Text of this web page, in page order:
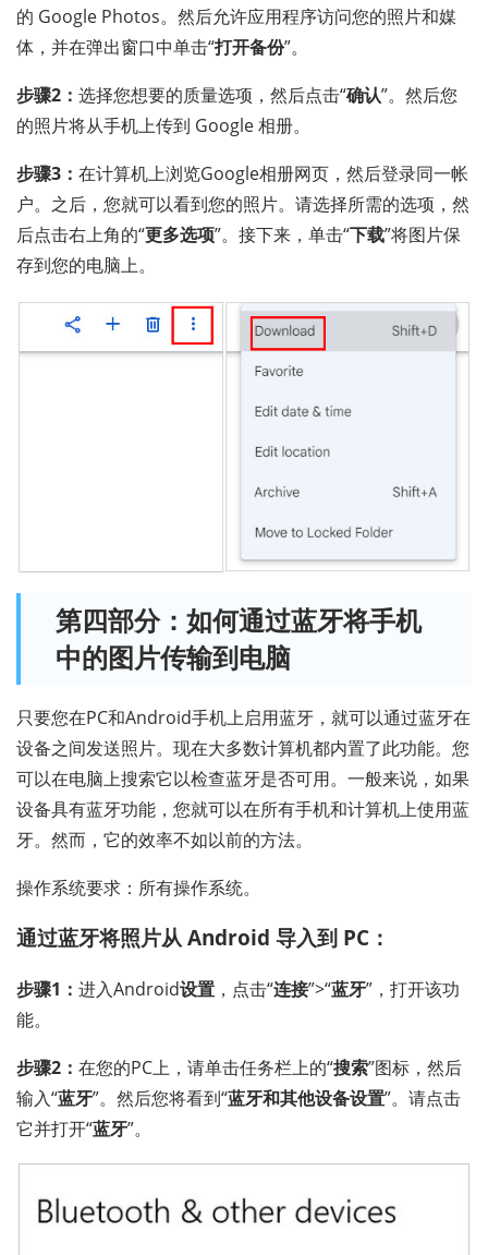
的 Google Photos。然后允许应用程序访问您的照片和媒
体，并在弹出窗口中单击“打开备份”。
步骤2： 选择您想要的质量选项，然后点击“确认”。然后您
的照片将从手机上传到 Google 相册。
步骤3： 在计算机上浏览Google相册网页，然后登录同一帐
户。之后，您就可以看到您的照片。请选择所需的选项，然
后点击右上角的“更多选项”。接下来，单击“下载”将图片保
存到您的电脑上。
第四部分：如何通过蓝牙将手机
中的图片传输到电脑
只要您在PC和Android手机上启用蓝牙，就可以通过蓝牙在
设备之间发送照片。现在大多数计算机都内置了此功能。您
可以在电脑上搜索它以检查蓝牙是否可用。一般来说，如果
设备具有蓝牙功能，您就可以在所有手机和计算机上使用蓝
牙。然而，它的效率不如以前的方法。
操作系统要求：所有操作系统。
通过蓝牙将照片从 Android 导入到 PC：
步骤1： 进入Android设置 ，点击“连接”>“蓝牙”，打开该功
能。
步骤2： 在您的PC上，请单击任务栏上的“搜索”图标，然后
输入“蓝牙”。然后您将看到“蓝牙和其他设备设置”。请点击
它并打开“蓝牙”。